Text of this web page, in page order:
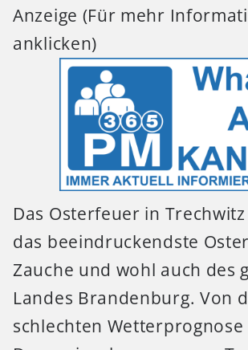
Anzeige (Für mehr
anklicken)
Das Osterfeuer in
das beeindruckendste
Zauche und wohl auch des
Landes Brandenburg. Von
schlechten